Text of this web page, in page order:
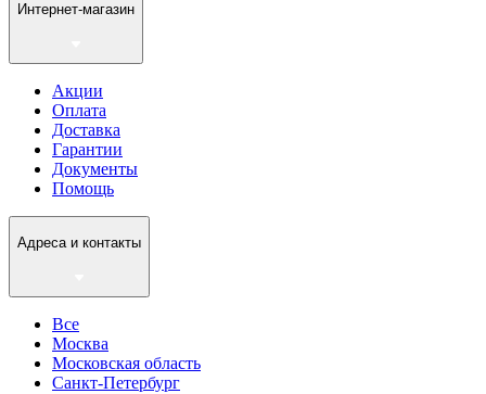
Интернет-магазин
Акции
Оплата
Доставка
Гарантии
Документы
Помощь
Адреса и контакты
Все
Москва
Московская область
Санкт-Петербург